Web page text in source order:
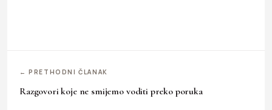
← PRETHODNI ČLANAK
Razgovori koje ne smijemo voditi preko poruka